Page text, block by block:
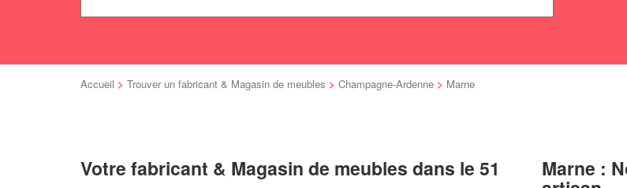
Accueil > Trouver un fabricant & Magasin de meubles > Champagne-Ardenne > Marne
Votre fabricant & Magasin de meubles dans le 51 Marne :